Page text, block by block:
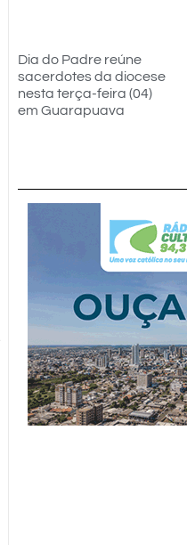
Dia do Padre reúne
sacerdotes da diocese
nesta terça-feira (04)
em Guarapuava